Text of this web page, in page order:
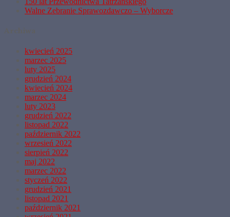
Walne Zebranie Sprawozdawczo – Wyborcze
kwiecień 2025
marzec 2025
luty 2025
grudzień 2024
kwiecień 2024
marzec 2024
luty 2023
grudzień 2022
listopad 2022
październik 2022
wrzesień 2022
sierpień 2022
maj 2022
marzec 2022
styczeń 2022
grudzień 2021
listopad 2021
październik 2021